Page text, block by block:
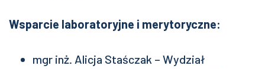
Wsparcie laboratoryjne i merytoryczne:
mgr inż. Alicja Staśczak – Wydział